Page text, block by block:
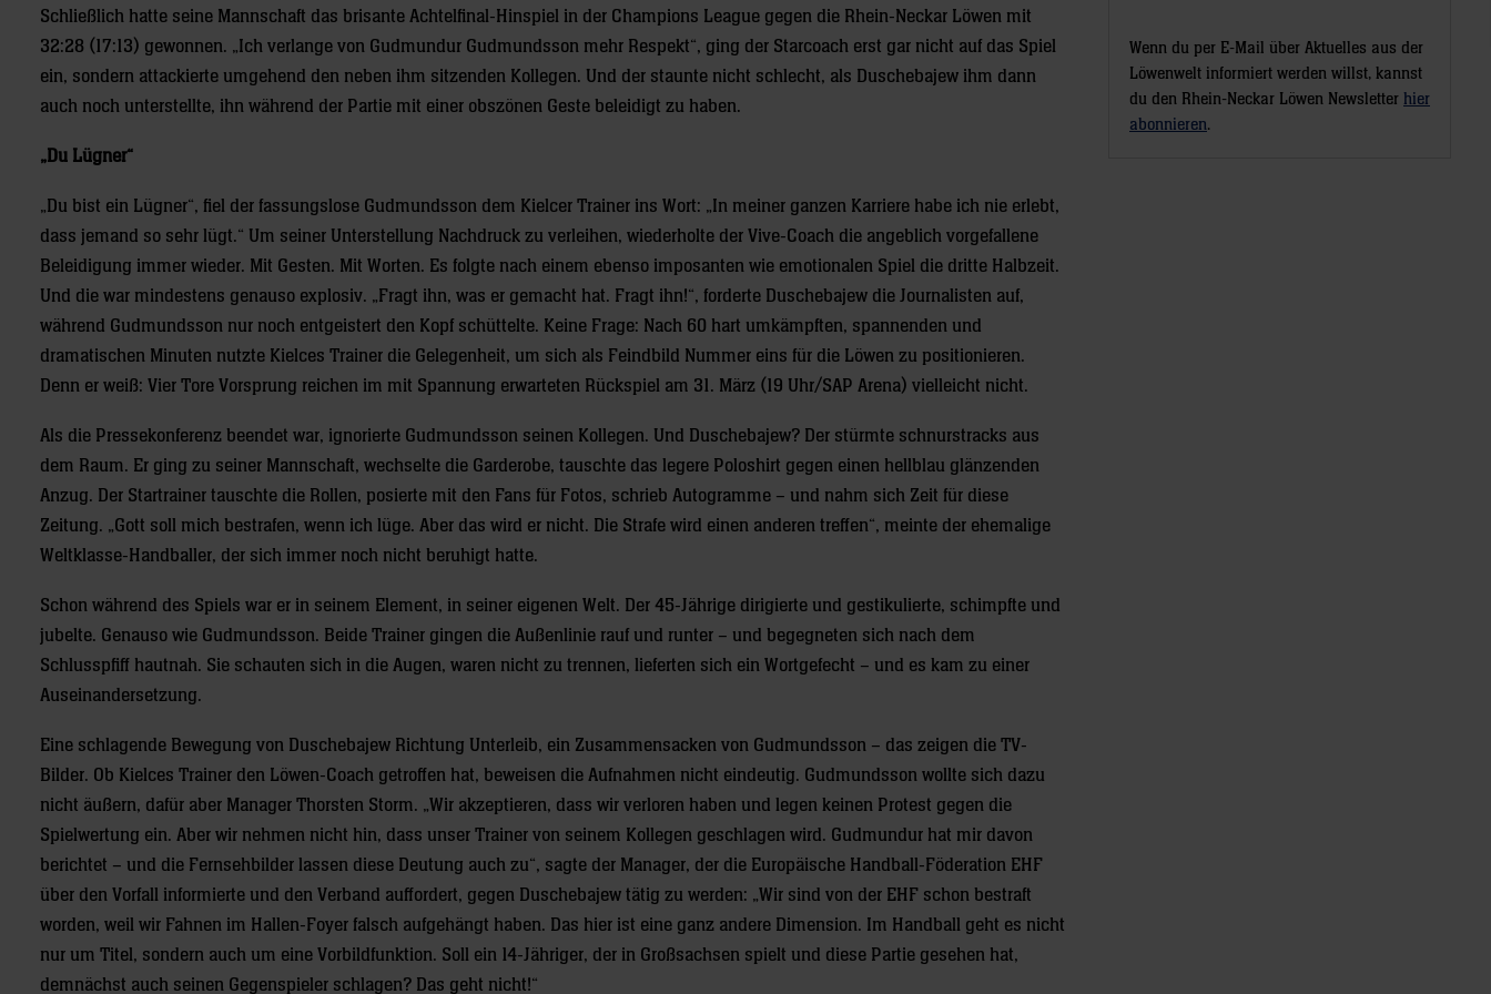
Schließlich hatte seine Mannschaft das brisante Achtelfinal-Hinspiel in der Champions League gegen die Rhein-Neckar Löwen mit
32:28 (17:13) gewonnen. „Ich verlange von Gudmundur Gudmundsson mehr Respekt“, ging der Starcoach erst gar nicht auf das Spiel
ein, sondern attackierte umgehend den neben ihm sitzenden Kollegen. Und der staunte nicht schlecht, als Duschebajew ihm dann
auch noch unterstellte, ihn während der Partie mit einer obszönen Geste beleidigt zu haben.
„Du Lügner“
„Du bist ein Lügner“, fiel der fassungslose Gudmundsson dem Kielcer Trainer ins Wort: „In meiner ganzen Karriere habe ich nie erlebt,
dass jemand so sehr lügt.“ Um seiner Unterstellung Nachdruck zu verleihen, wiederholte der Vive-Coach die angeblich vorgefallene
Beleidigung immer wieder. Mit Gesten. Mit Worten. Es folgte nach einem ebenso imposanten wie emotionalen Spiel die dritte Halbzeit.
Und die war mindestens genauso explosiv. „Fragt ihn, was er gemacht hat. Fragt ihn!“, forderte Duschebajew die Journalisten auf,
während Gudmundsson nur noch entgeistert den Kopf schüttelte. Keine Frage: Nach 60 hart umkämpften, spannenden und
dramatischen Minuten nutzte Kielces Trainer die Gelegenheit, um sich als Feindbild Nummer eins für die Löwen zu positionieren.
Denn er weiß: Vier Tore Vorsprung reichen im mit Spannung erwarteten Rückspiel am 31. März (19 Uhr/SAP Arena) vielleicht nicht.
Als die Pressekonferenz beendet war, ignorierte Gudmundsson seinen Kollegen. Und Duschebajew? Der stürmte schnurstracks aus
dem Raum. Er ging zu seiner Mannschaft, wechselte die Garderobe, tauschte das legere Poloshirt gegen einen hellblau glänzenden
Anzug. Der Startrainer tauschte die Rollen, posierte mit den Fans für Fotos, schrieb Autogramme – und nahm sich Zeit für diese
Zeitung. „Gott soll mich bestrafen, wenn ich lüge. Aber das wird er nicht. Die Strafe wird einen anderen treffen“, meinte der ehemalige
Weltklasse-Handballer, der sich immer noch nicht beruhigt hatte.
Schon während des Spiels war er in seinem Element, in seiner eigenen Welt. Der 45-Jährige dirigierte und gestikulierte, schimpfte und
jubelte. Genauso wie Gudmundsson. Beide Trainer gingen die Außenlinie rauf und runter – und begegneten sich nach dem
Schlusspfiff hautnah. Sie schauten sich in die Augen, waren nicht zu trennen, lieferten sich ein Wortgefecht – und es kam zu einer
Auseinandersetzung.
Eine schlagende Bewegung von Duschebajew Richtung Unterleib, ein Zusammensacken von Gudmundsson – das zeigen die TV-
Bilder. Ob Kielces Trainer den Löwen-Coach getroffen hat, beweisen die Aufnahmen nicht eindeutig. Gudmundsson wollte sich dazu
nicht äußern, dafür aber Manager Thorsten Storm. „Wir akzeptieren, dass wir verloren haben und legen keinen Protest gegen die
Spielwertung ein. Aber wir nehmen nicht hin, dass unser Trainer von seinem Kollegen geschlagen wird. Gudmundur hat mir davon
berichtet – und die Fernsehbilder lassen diese Deutung auch zu“, sagte der Manager, der die Europäische Handball-Föderation EHF
über den Vorfall informierte und den Verband auffordert, gegen Duschebajew tätig zu werden: „Wir sind von der EHF schon bestraft
worden, weil wir Fahnen im Hallen-Foyer falsch aufgehängt haben. Das hier ist eine ganz andere Dimension. Im Handball geht es nicht
nur um Titel, sondern auch um eine Vorbildfunktion. Soll ein 14-Jähriger, der in Großsachsen spielt und diese Partie gesehen hat,
demnächst auch seinen Gegenspieler schlagen? Das geht nicht!“
Wenn du per E-Mail über Aktuelles aus der
Löwenwelt informiert werden willst, kannst
du den Rhein-Neckar Löwen Newsletter hier
abonnieren.